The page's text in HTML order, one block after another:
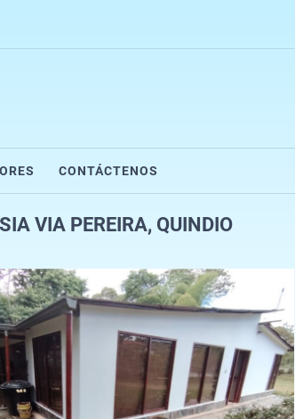
CONTÁCTENOS
VIA PEREIRA, QUINDIO